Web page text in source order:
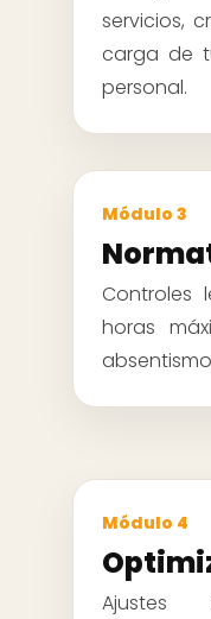
servicios,
carga de
personal.
Módulo 3
Controles
horas
Módulo 4